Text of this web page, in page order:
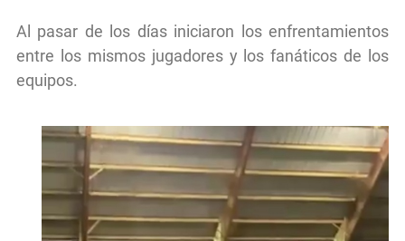
Al pasar de los días iniciaron los enfrentamientos
entre los mismos jugadores y los fanáticos de los
equipos.